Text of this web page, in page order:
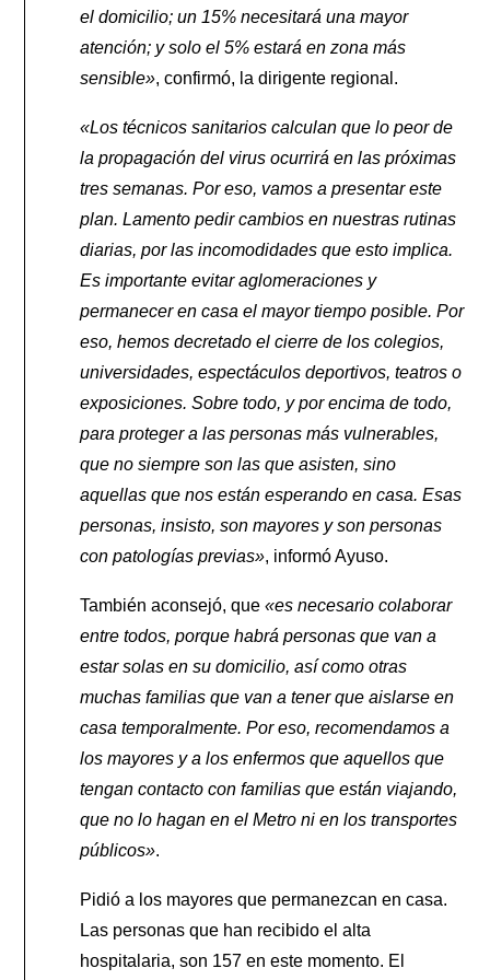
el domicilio; un 15% necesitará una mayor
atención; y solo el 5% estará en zona más
sensible», confirmó, la dirigente regional.
«Los técnicos sanitarios calculan que lo peor de
la propagación del virus ocurrirá en las próximas
tres semanas. Por eso, vamos a presentar este
plan. Lamento pedir cambios en nuestras rutinas
diarias, por las incomodidades que esto implica.
Es importante evitar aglomeraciones y
permanecer en casa el mayor tiempo posible. Por
eso, hemos decretado el cierre de los colegios,
universidades, espectáculos deportivos, teatros o
exposiciones. Sobre todo, y por encima de todo,
para proteger a las personas más vulnerables,
que no siempre son las que asisten, sino
aquellas que nos están esperando en casa. Esas
personas, insisto, son mayores y son personas
con patologías previas», informó Ayuso.
También aconsejó, que«es necesario colaborar
entre todos, porque habrá personas que van a
estar solas en su domicilio, así como otras
muchas familias que van a tener que aislarse en
casa temporalmente. Por eso, recomendamos a
los mayores y a los enfermos que aquellos que
tengan contacto con familias que están viajando,
que no lo hagan en el Metro ni en los transportes
públicos».
Pidió a los mayores que permanezcan en casa.
Las personas que han recibido el alta
hospitalaria, son 157 en este momento. El